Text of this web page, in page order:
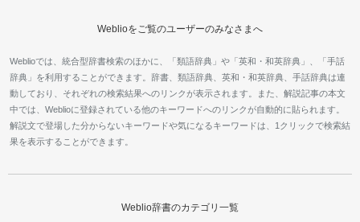
Weblioをご覧のユーザーのみなさまへ
Weblioでは、統合型辞書検索のほかに、「類語辞典」や「英和・和英辞典」、「手話
辞典」を利用することができます。辞書、類語辞典、英和・和英辞典、手話辞典は連
動しており、それぞれの検索結果へのリンクが表示されます。また、解説記事の本文
中では、Weblioに登録されている他のキーワードへのリンクが自動的に貼られます。
解説文で登場した分からないキーワードや気になるキーワードは、1クリックで検索結
果を表示することができます。
Weblio辞書のカテゴリ一覧